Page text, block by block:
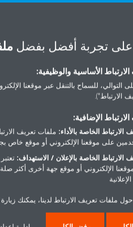
Submit
Conditioning
CLICK HERE
تجربة أفضل بفضل
الأساسية والوظيفية:
التوالي، للسماح بالتنقل عبر موقعنا
الارتباط").
الإضافية:
الارتباط الخاصة بالأداء: ملفات تعريف
على موقعنا الإلكتروني أو موقع خاص
الارتباط الخاصة بالإعلان / الاستهداف:
الإلكتروني أو موقع جهة أخرى أكثر
ملفات تعريف الارتباط لدينا، يمكنك